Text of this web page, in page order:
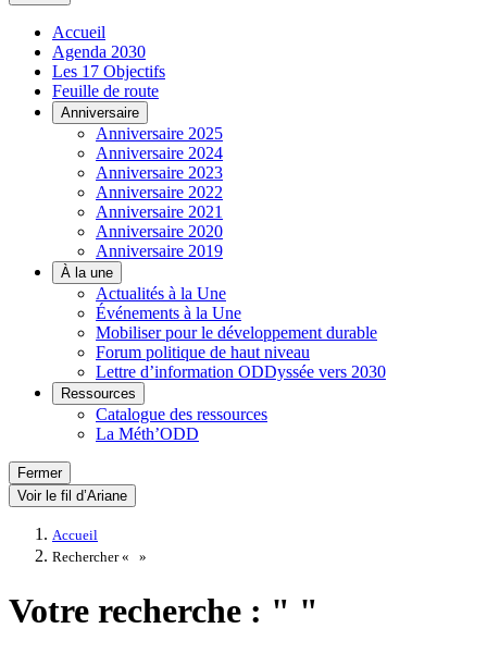
Accueil
Agenda 2030
Les 17 Objectifs
Feuille de route
Anniversaire
Anniversaire 2025
Anniversaire 2024
Anniversaire 2023
Anniversaire 2022
Anniversaire 2021
Anniversaire 2020
Anniversaire 2019
À la une
Actualités à la Une
Événements à la Une
Mobiliser pour le développement durable
Forum politique de haut niveau
Lettre d’information ODDyssée vers 2030
Ressources
Catalogue des ressources
La Méth’ODD
Fermer
Voir le fil d’Ariane
Accueil
Rechercher «
»
Votre recherche : " "